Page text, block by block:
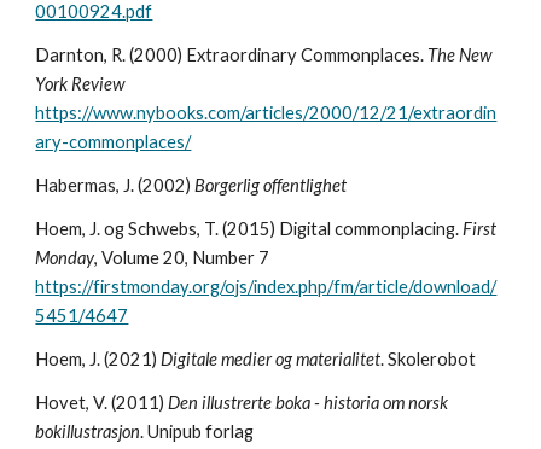
00100924.pdf
Darnton, R. (2000) Extraordinary Commonplaces. The New
York Review
https://www.nybooks.com/articles/2000/12/21/extraordin
ary-commonplaces/
Habermas, J. (2002)Borgerlig offentlighet
Hoem, J. og Schwebs, T. (2015) Digital commonplacing.First
Monday, Volume 20, Number 7
https://firstmonday.org/ojs/index.php/fm/article/download/
5451/4647
Hoem, J. (2021)Digitale medier og materialitet. Skolerobot
Hovet, V. (2011)Den illustrerte boka - historia om norsk
bokillustrasjon. Unipub forlag